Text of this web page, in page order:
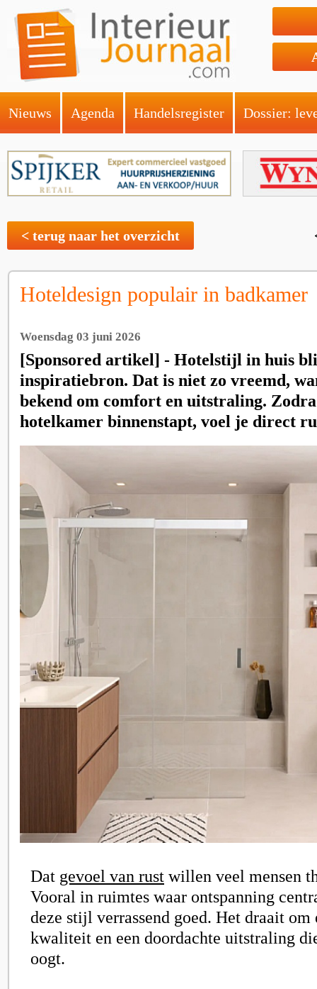
Nieuws Agenda Handelsregister Dossier:
< terug naar het overzicht
Hoteldesign populair in badkamer
Woensdag 03 juni 2026
[Sponsored artikel] - Hotelstijl in huis
inspiratiebron. Dat is niet zo vreemd,
bekend om comfort en uitstraling.
hotelkamer binnenstapt, voel je direct
Dat gevoel van rust willen veel mensen
Vooral in ruimtes waar ontspanning
deze stijl verrassend goed. Het draait om
kwaliteit en een doordachte uitstraling
oogt.